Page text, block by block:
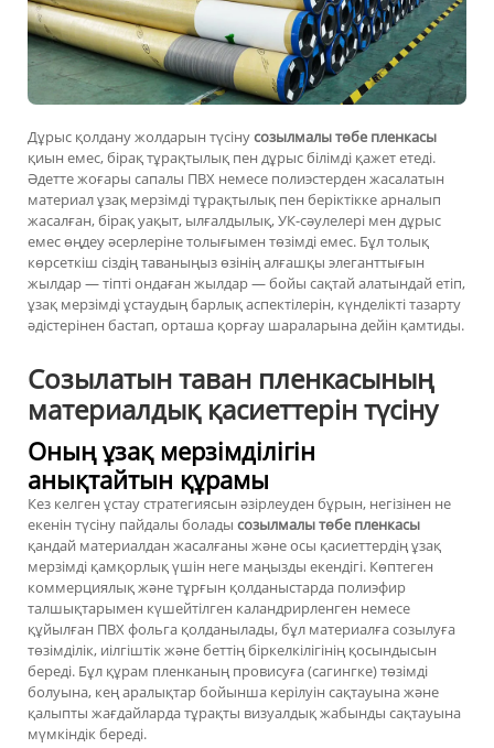
Дұрыс қолдану жолдарын түсінусозылмалы төбе пленкасы
қиын емес, бірақ тұрақтылық пен дұрыс білімді қажет етеді.
Әдетте жоғары сапалы ПВХ немесе полиэстерден жасалатын
материал ұзақ мерзімді тұрақтылық пен беріктікке арналып
жасалған, бірақ уақыт, ылғалдылық, УК-сәулелері мен дұрыс
емес өңдеу әсерлеріне толығымен төзімді емес. Бұл толық
көрсеткіш сіздің таваныңыз өзінің алғашқы элеганттығын
жылдар — тіпті ондаған жылдар — бойы сақтай алатындай етіп,
ұзақ мерзімді ұстаудың барлық аспектілерін, күнделікті тазарту
әдістерінен бастап, орташа қорғау шараларына дейін қамтиды.
Созылатын таван пленкасының
материалдық қасиеттерін түсіну
Оның ұзақ мерзімділігін
анықтайтын құрамы
Кез келген ұстау стратегиясын әзірлеуден бұрын, негізінен не
екенін түсіну пайдалы болады созылмалы төбе пленкасы
қандай материалдан жасалғаны және осы қасиеттердің ұзақ
мерзімді қамқорлық үшін неге маңызды екендігі. Көптеген
коммерциялық және тұрғын қолданыстарда полиэфир
талшықтарымен күшейтілген каландрирленген немесе
құйылған ПВХ фольга қолданылады, бұл материалға созылуға
төзімділік, иілгіштік және беттің біркелкілігінің қосындысын
береді. Бұл құрам пленканың провисуға (сагингке) төзімді
болуына, кең аралықтар бойынша керілуін сақтауына және
қалыпты жағдайларда тұрақты визуалдық жабынды сақтауына
мүмкіндік береді.